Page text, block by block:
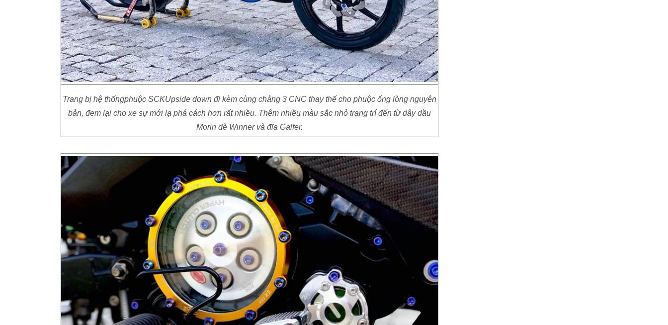
Trang bị hệ thốngphuộc SCKUpside down đi kèm cùng chảng 3 CNC thay thế cho phuộc ống lòng nguyên
bản, đem lại cho xe sự mới lạ phá cách hơn rất nhiều. Thêm nhiều màu sắc nhỏ trang trí đến từ dây dầu
Morin dè Winner và đĩa Galfer.